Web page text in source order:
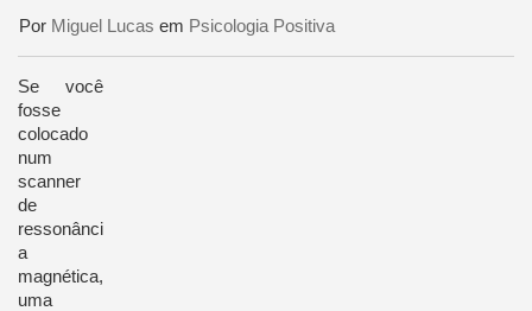
Por Miguel Lucas em Psicologia Positiva
Se você
fosse
colocado
num
scanner
de
ressonânci
a
magnética,
uma